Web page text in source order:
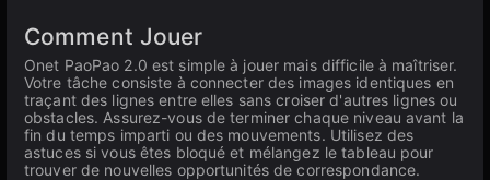
Comment Jouer
Onet PaoPao 2.0 est simple à jouer mais difficile à maîtriser.
Votre tâche consiste à connecter des images identiques en
traçant des lignes entre elles sans croiser d'autres lignes ou
obstacles. Assurez-vous de terminer chaque niveau avant la
fin du temps imparti ou des mouvements. Utilisez des
astuces si vous êtes bloqué et mélangez le tableau pour
trouver de nouvelles opportunités de correspondance.